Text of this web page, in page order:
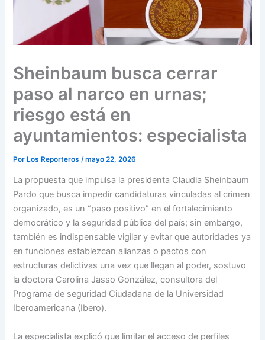
Sheinbaum busca cerrar
paso al narco en urnas;
riesgo está en
ayuntamientos: especialista
PorLos Reporteros /mayo 22, 2026
La propuesta que impulsa la presidenta Claudia Sheinbaum
Pardo que busca impedir candidaturas vinculadas al crimen
organizado, es un “paso positivo” en el fortalecimiento
democrático y la seguridad pública del país; sin embargo,
también es indispensable vigilar y evitar que autoridades ya
en funciones establezcan alianzas o pactos con
estructuras delictivas una vez que llegan al poder, sostuvo
la doctora Carolina Jasso González, consultora del
Programa de seguridad Ciudadana de la Universidad
Iberoamericana (Ibero).
La especialista explicó que limitar el acceso de perfiles